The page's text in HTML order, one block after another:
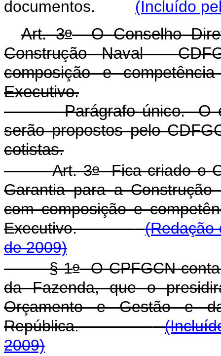
documentos. (Incluído
Art. 3oO Conselho
Construção Naval -
composição e
Executivo.
Parágrafo único. O
serão propostos pelo
cotistas.
Art. 3oFica criado o
Garantia para a
com composição e
Executivo.
(Redação
de 2009)
§ 1oO CPFGCN
da Fazenda, que o
Orçamento e Gestão e
República.
2009)